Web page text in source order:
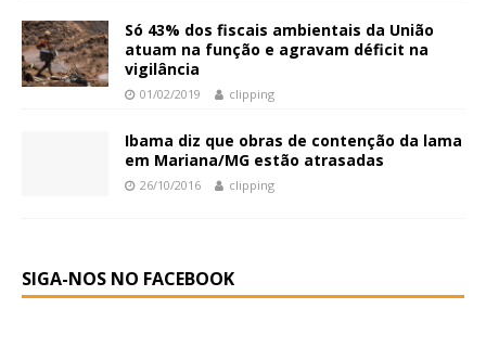
Só 43% dos fiscais ambientais da União
atuam na função e agravam déficit na
vigilância
01/02/2019 clipping
Ibama diz que obras de contenção da lama
em Mariana/MG estão atrasadas
26/10/2016 clipping
SIGA-NOS NO FACEBOOK